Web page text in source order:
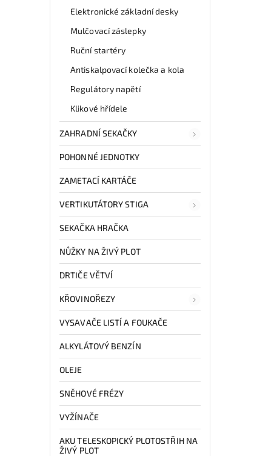
Elektronické základní desky
Mulčovací záslepky
Ruční startéry
Antiskalpovací kolečka a kola
Regulátory napětí
Klikové hřídele
ZAHRADNÍ SEKAČKY
POHONNÉ JEDNOTKY
ZAMETACÍ KARTÁČE
VERTIKUTÁTORY STIGA
SEKAČKA HRAČKA
NŮŽKY NA ŽIVÝ PLOT
DRTIČE VĚTVÍ
KŘOVINOŘEZY
VYSAVAČE LISTÍ A FOUKAČE
ALKYLÁTOVÝ BENZÍN
OLEJE
SNĚHOVÉ FRÉZY
VYŽÍNAČE
AKU TELESKOPICKÝ PLOTOSTŘIH NA
ŽIVÝ PLOT